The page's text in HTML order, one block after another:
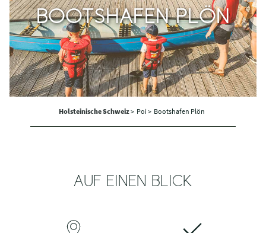
BOOTSHAFEN PLÖN
Holsteinische Schweiz> Poi > Bootshafen Plön
AUF EINEN BLICK